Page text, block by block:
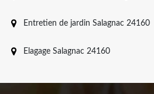
Entretien de jardin Salagnac 24160
Elagage Salagnac 24160